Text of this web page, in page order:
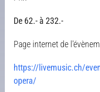
De 62.- à 232.-
Page internet de
https://livemusic.ch/
opera/